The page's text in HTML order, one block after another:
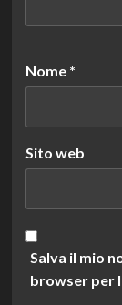
Nome *
Sito web
Salva il mio
browser per